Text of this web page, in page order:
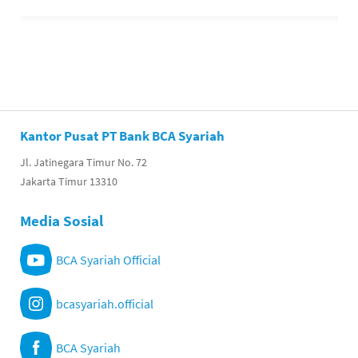
Kantor Pusat PT Bank BCA Syariah
Jl. Jatinegara Timur No. 72
Jakarta Timur 13310
Media Sosial
BCA Syariah Official
bcasyariah.official
BCA Syariah